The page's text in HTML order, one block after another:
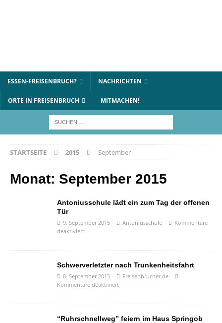
ESSEN-FREISENBRUCH? NACHRICHTEN
ORTE IN FREISENBRUCH MITMACHEN!
STARTSEITE 2015 September
Monat: September 2015
Antoniusschule lädt ein zum Tag der offenen
Tür
9. September 2015 Antoniusschule
Kommentare
deaktiviert
Schwerverletzter nach Trunkenheitsfahrt
8. September 2015
Freisenbrucher.de
Kommentare deaktiviert
“Ruhrschnellweg” feiern im Haus Springob